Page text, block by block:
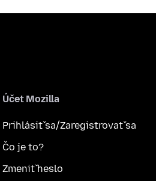
Účet Mozilla
Prihlásiť sa/Zaregistrovať sa
Čo je to?
Zmeniť heslo